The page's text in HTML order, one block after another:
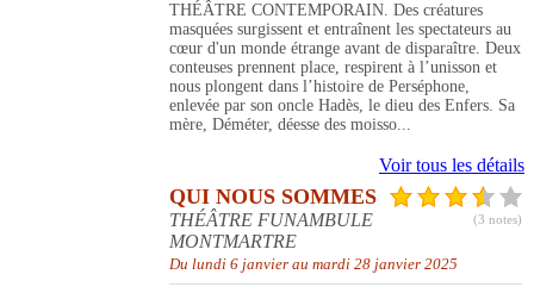
THÉÂTRE CONTEMPORAIN. Des créatures
masquées surgissent et entraînent les spectateurs au
cœur d'un monde étrange avant de disparaître. Deux
conteuses prennent place, respirent à l’unisson et
nous plongent dans l’histoire de Perséphone,
enlevée par son oncle Hadès, le dieu des Enfers. Sa
mère, Déméter, déesse des moisso...
Voir tous les détails
(3 notes)
QUI NOUS SOMMES
THÉÂTRE FUNAMBULE
MONTMARTRE
Du lundi 6 janvier au mardi 28 janvier 2025